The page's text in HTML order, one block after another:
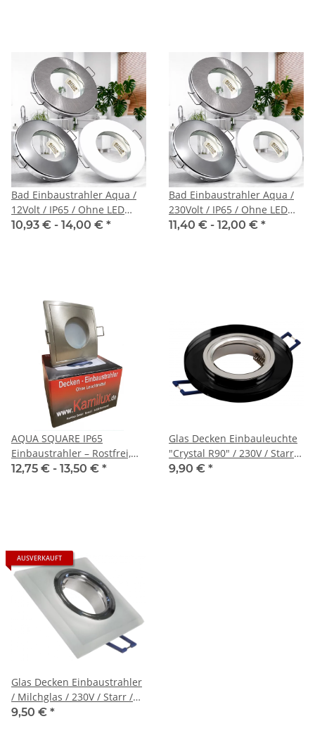
Bad Einbaustrahler Aqua /
12Volt / IP65 / Ohne LED
Leuchtmittel
10,93 € - 14,00 € *
Bad Einbaustrahler Aqua /
230Volt / IP65 / Ohne LED
Leuchtmittel
11,40 € - 12,00 € *
AQUA SQUARE IP65
Einbaustrahler – Rostfrei,
82×82 mm, GU10 & MR16
12,75 € - 13,50 € *
Glas Decken Einbauleuchte
"Crystal R90" / 230V / Starr /
Ø=90mm / für 50mm
9,90 € *
AUSVERKAUFT
Glas Decken Einbaustrahler
/ Milchglas / 230V / Starr /
90x90mm / für 50mm
9,50 € *